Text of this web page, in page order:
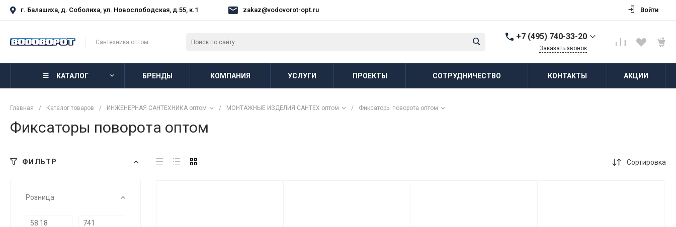
г. Балашиха, д. Соболиха, ул. Новослободская, д.55, к.1 zakaz@vodovorot-opt.ru Войти
Сантехника оптом
+7 (495) 740-33-20
г. Балашиха, д.
Заказать звонок
КАТАЛОГ БРЕНДЫ КОМПАНИЯ УСЛУГИ ПРОЕКТЫ СОТРУДНИЧЕСТВО КОНТАКТЫ АКЦИИ
Главная / Каталог товаров / ИНЖЕНЕРНАЯ САНТЕХНИКА оптом / МОНТАЖНЫЕ ИЗДЕЛИЯ САНТЕХ оптом / Фиксаторы поворота оптом
Фиксаторы поворота оптом
ФИЛЬТР
Розница
Сортировка